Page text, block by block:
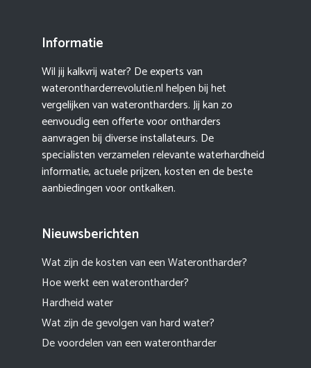
Informatie
Wil jij kalkvrij water? De experts van
waterontharderrevolutie.nl helpen bij het
vergelijken van waterontharders. Jij kan zo
eenvoudig een offerte voor ontharders
aanvragen bij diverse installateurs. De
specialisten verzamelen relevante waterhardheid
informatie, actuele prijzen, kosten en de beste
aanbiedingen voor ontkalken.
Nieuwsberichten
Wat zijn de kosten van een Waterontharder?
Hoe werkt een waterontharder?
Hardheid water
Wat zijn de gevolgen van hard water?
De voordelen van een waterontharder